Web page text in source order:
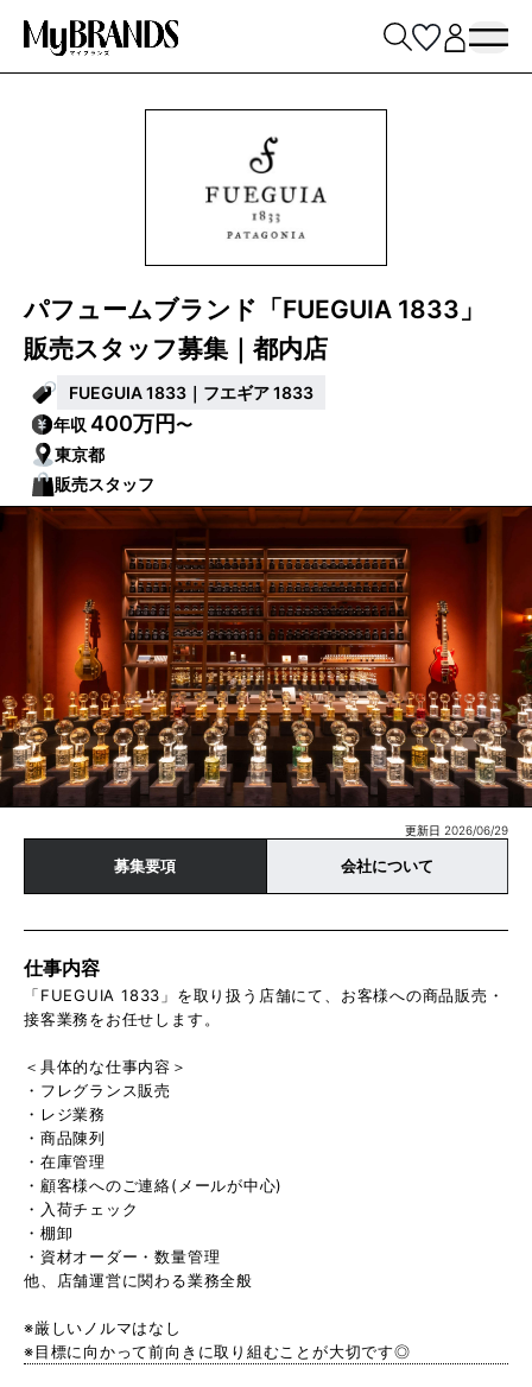
パフュームブランド「FUEGUIA 1833」
販売スタッフ募集｜都内店
FUEGUIA 1833｜フエギア 1833
年収 400万円〜
東京都
販売スタッフ
更新日 2026/06/29
募集要項 会社について
仕事内容
「FUEGUIA 1833」を取り扱う店舗にて、お客様への商品販売・
接客業務をお任せします。
＜具体的な仕事内容＞
・フレグランス販売
・レジ業務
・商品陳列
・在庫管理
・顧客様へのご連絡(メールが中心)
・入荷チェック
・棚卸
・資材オーダー・数量管理
他、店舗運営に関わる業務全般
※厳しいノルマはなし
※目標に向かって前向きに取り組むことが大切です◎